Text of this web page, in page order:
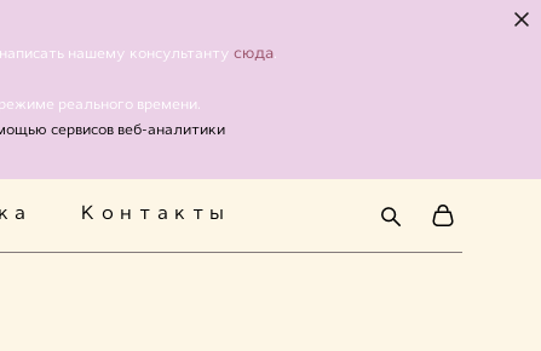
нашему консультанту сюда.
реального времени.
сервисов веб-аналитики
Контакты